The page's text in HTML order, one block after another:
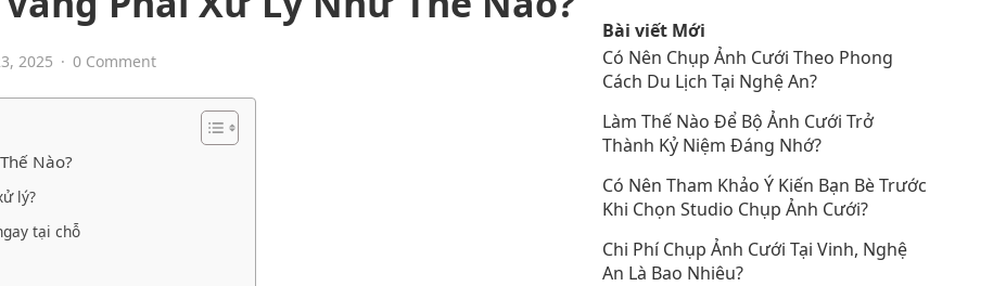
2025 · 0 Comment
Nào?
lý?
tại chỗ
Bài viết Mới
Có Nên Chụp Ảnh Cưới Theo Phong
Cách Du Lịch Tại Nghệ An?
Làm Thế Nào Để Bộ Ảnh Cưới Trở
Thành Kỷ Niệm Đáng Nhớ?
Có Nên Tham Khảo Ý Kiến Bạn Bè Trước
Khi Chọn Studio Chụp Ảnh Cưới?
Chi Phí Chụp Ảnh Cưới Tại Vinh, Nghệ
An Là Bao Nhiêu?